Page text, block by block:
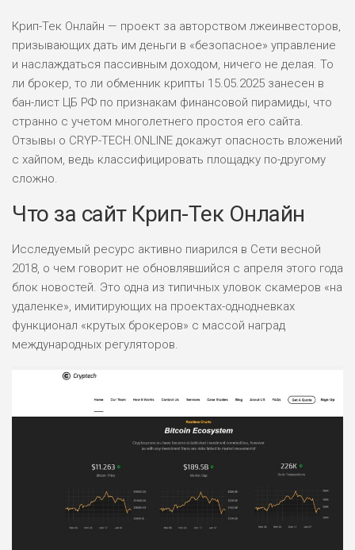
Крип-Тек Онлайн — проект за авторством лжеинвесторов,
призывающих дать им деньги в «безопасное» управление
и наслаждаться пассивным доходом, ничего не делая. То
ли брокер, то ли обменник крипты 15.05.2025 занесен в
бан-лист ЦБ РФ по признакам финансовой пирамиды, что
странно с учетом многолетнего простоя его сайта.
Отзывы о CRYP-TECH.ONLINE докажут опасность вложений
с хайпом, ведь классифицировать площадку по-другому
сложно.
Что за сайт Крип-Тек Онлайн
Исследуемый ресурс активно пиарился в Сети весной
2018, о чем говорит не обновлявшийся с апреля этого года
блок новостей. Это одна из типичных уловок скамеров «на
удаленке», имитирующих на проектах-однодневках
функционал «крутых брокеров» с массой наград
международных регуляторов.